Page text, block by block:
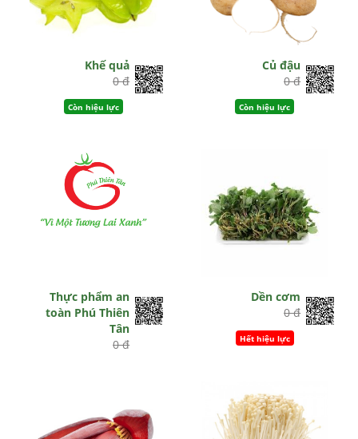
Khế quả
0 đ
Còn hiệu lực
Củ đậu
0 đ
Còn hiệu lực
Thực phẩm an
toàn Phú Thiên
Tân
0 đ
Dền cơm
0 đ
Hết hiệu lực